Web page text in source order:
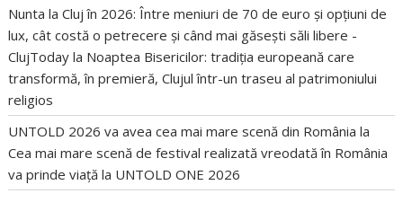
Nunta la Cluj în 2026: Între meniuri de 70 de euro și opțiuni de
lux, cât costă o petrecere și când mai găsești săli libere -
ClujToday la Noaptea Bisericilor: tradiția europeană care
transformă, în premieră, Clujul într-un traseu al patrimoniului
religios
UNTOLD 2026 va avea cea mai mare scenă din România la
Cea mai mare scenă de festival realizată vreodată în România
va prinde viață la UNTOLD ONE 2026